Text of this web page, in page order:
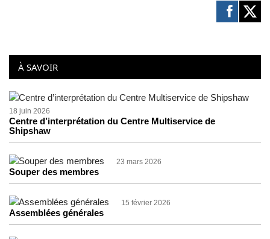
À SAVOIR
18 juin 2026
Centre d’interprétation du Centre Multiservice de
Shipshaw
23 mars 2026
Souper des membres
15 février 2026
Assemblées générales